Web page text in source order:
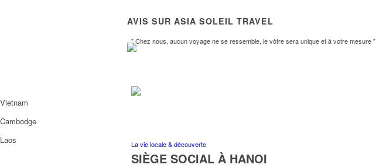
" Chez nous, aucun voyage ne se ressemble, le vôtre sera unique et à votre mesure "
La vie locale & découverte
AVIS SUR ASIA SOLEIL TRAVEL
Vietnam
Cambodge
Laos
SIÈGE SOCIAL À HANOI